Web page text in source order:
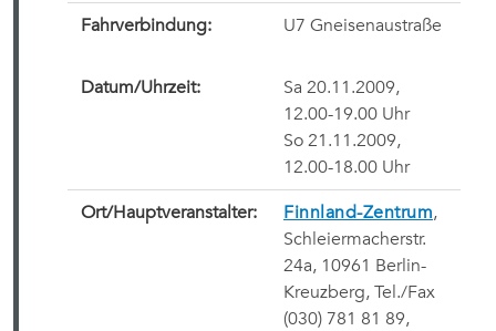
Fahrverbindung: U7 Gneisenaustraße
Datum/Uhrzeit:
Sa 20.11.2009,
12.00-19.00 Uhr
So 21.11.2009,
12.00-18.00 Uhr
Ort/Hauptveranstalter: Finnland-Zentrum,
Schleiermacherstr.
24a, 10961 Berlin-
Kreuzberg, Tel./Fax
(030) 781 81 89,